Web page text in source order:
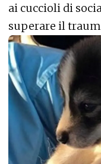
ai cuccioli di
superare il